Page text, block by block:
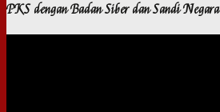
PKS dengan Badan Siber dan Sandi Negara